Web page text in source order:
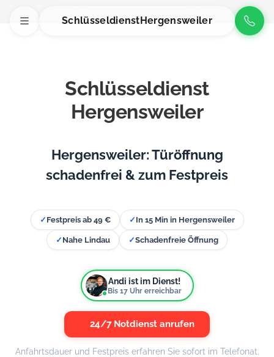
SchlüsseldienstHergensweiler
Schlüsseldienst
Hergensweiler
Hergensweiler: Türöffnung
schadenfrei & zum Festpreis
✓ Festpreis ab 49 € ✓ In 15 Min in Hergensweiler
✓ Nahe Lindau ✓Schadenfreie Öffnung
Andi ist im Dienst!
Bis 17Uhr erreichbar
24/7 Notdienst anrufen
Anfahrtsdauer und Festpreis erfahren Sie sofort im Telefonat.